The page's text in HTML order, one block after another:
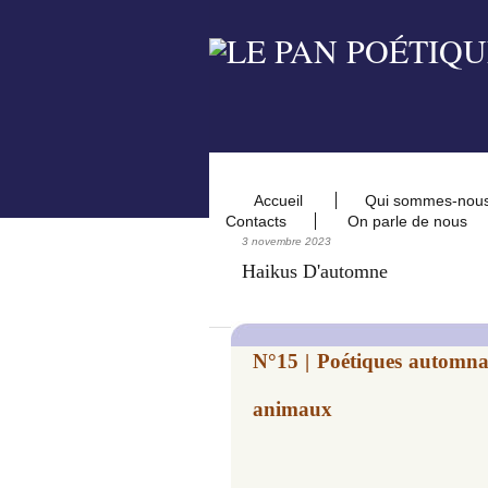
Accueil
Qui sommes-
Contacts
On parle de nous
3 novembre 2023
Haikus D'automne
N°15 | Poétiques
animaux